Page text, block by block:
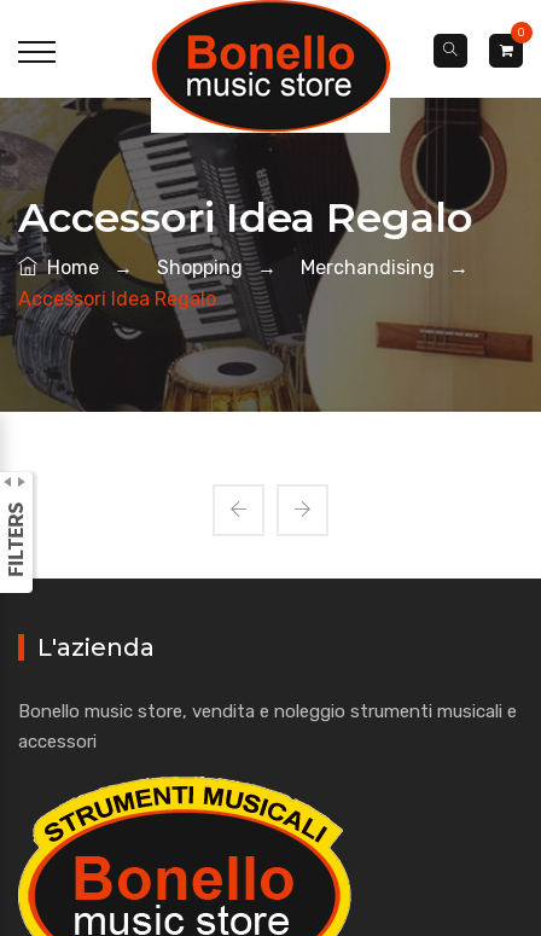
0
Accessori Idea Regalo
Home → Shopping → Merchandising
→
Accessori Idea Regalo
L'azienda
Bonello music store, vendita e noleggio strumenti musicali e
accessori